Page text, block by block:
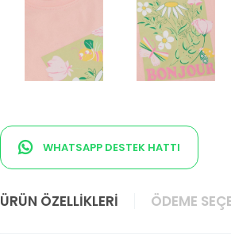
WHATSAPP DESTEK HATTI
ÜRÜN ÖZELLIKLERI ÖDEME